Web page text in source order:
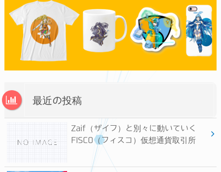
最近の投稿
Zaif（ザイフ）と別々に動いていく
FISCO（フィスコ）仮想通貨取引所